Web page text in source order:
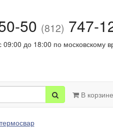
50 (812) 747-
09:00 до 18:00 по московскому
В